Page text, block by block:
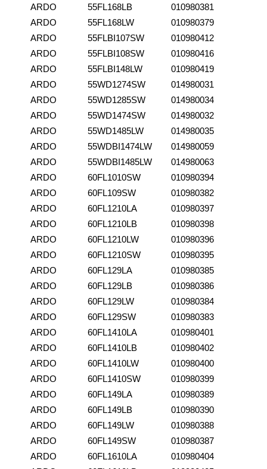
ARDO
55FL168LB
010980381
ARDO
55FL168LW
010980379
ARDO
55FLBI107SW
010980412
ARDO
55FLBI108SW
010980416
ARDO
55FLBI148LW
010980419
ARDO
55WD1274SW
014980031
ARDO
55WD1285SW
014980034
ARDO
55WD1474SW
014980032
ARDO
55WD1485LW
014980035
ARDO
55WDBI1474LW
014980059
ARDO
55WDBI1485LW
014980063
ARDO
60FL1010SW
010980394
ARDO
60FL109SW
010980382
ARDO
60FL1210LA
010980397
ARDO
60FL1210LB
010980398
ARDO
60FL1210LW
010980396
ARDO
60FL1210SW
010980395
ARDO
60FL129LA
010980385
ARDO
60FL129LB
010980386
ARDO
60FL129LW
010980384
ARDO
60FL129SW
010980383
ARDO
60FL1410LA
010980401
ARDO
60FL1410LB
010980402
ARDO
60FL1410LW
010980400
ARDO
60FL1410SW
010980399
ARDO
60FL149LA
010980389
ARDO
60FL149LB
010980390
ARDO
60FL149LW
010980388
ARDO
60FL149SW
010980387
ARDO
60FL1610LA
010980404